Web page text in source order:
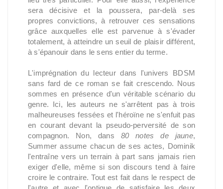
sera décisive et la poussera, par-delà ses
propres convictions, à retrouver ces sensations
grâce auxquelles elle est parvenue à s'évader
totalement, à atteindre un seuil de plaisir différent,
à s'épanouir dans le sens entier du terme.
L'imprégnation du lecteur dans l'univers BDSM
sans fard de ce roman se fait crescendo. Nous
sommes en présence d'un véritable scénario du
genre. Ici, les auteurs ne s'arrêtent pas à trois
malheureuses fessées et l'héroïne ne s'enfuit pas
en courant devant la pseudo-perversité de son
compagnon. Non, dans 80 notes de jaune,
Summer assume chacun de ses actes, Dominik
l'entraîne vers un terrain à part sans jamais rien
exiger d'elle, même si son discours tend à faire
croire le contraire. Tout est fait dans le respect de